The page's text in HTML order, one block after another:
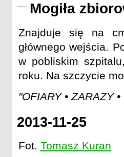
Mogiła
Znajduje się na
głównego wejścia.
w pobliskim
roku. Na szczycie
"OFIARY • ZARAZY
2013-11-25
Fot. Tomasz Kuran